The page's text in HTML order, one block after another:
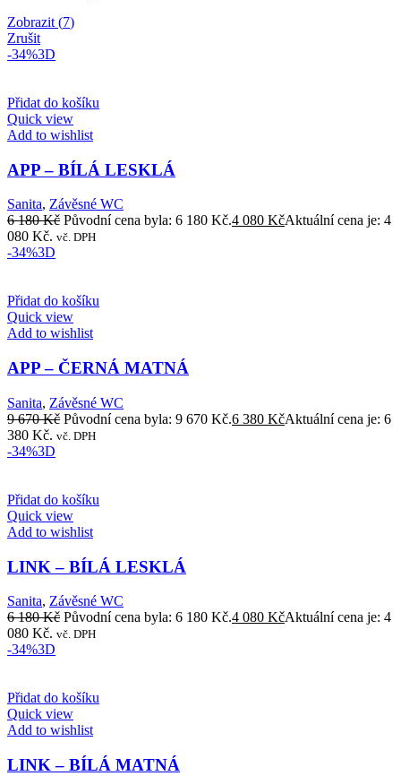
Zobrazit (7)
Zrušit
-34%3D
Přidat do košíku
Quick view
Add to wishlist
APP – BÍLÁ LESKLÁ
Sanita, Závěsné WC
6 180Kč Původní cena byla: 6 180 Kč.4 080 KčAktuální cena je: 4
080 Kč. vč. DPH
-34%3D
Přidat do košíku
Quick view
Add to wishlist
APP – ČERNÁ MATNÁ
Sanita, Závěsné WC
9 670Kč Původní cena byla: 9 670 Kč.6 380 KčAktuální cena je: 6
380 Kč. vč. DPH
-34%3D
Přidat do košíku
Quick view
Add to wishlist
LINK – BÍLÁ LESKLÁ
Sanita, Závěsné WC
6 180Kč Původní cena byla: 6 180 Kč.4 080 KčAktuální cena je: 4
080 Kč. vč. DPH
-34%3D
Přidat do košíku
Quick view
Add to wishlist
LINK – BÍLÁ MATNÁ